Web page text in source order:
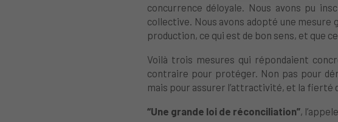
concurrence déloyale. Nous avons pu
collective. Nous avons adopté une
production, ce qui est de bon sens, et que
Voilà trois mesures qui répondaient
contraire pour protéger. Non pas pour
mais pour assurer l’attractivité, et la fierté
“Une grande loi de réconciliation”,